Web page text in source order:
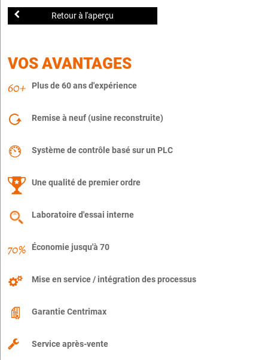
Retour à l'aperçu
VOS AVANTAGES
Plus de 60 ans d'expérience
Remise à neuf (usine reconstruite)
Système de contrôle basé sur un PLC
Une qualité de premier ordre
Laboratoire d'essai interne
Économie jusqu'à 70
Mise en service / intégration des processus
Garantie Centrimax
Service après-vente